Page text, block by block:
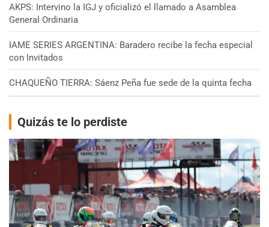
AKPS: Intervino la IGJ y oficializó el llamado a Asamblea
General Ordinaria
IAME SERIES ARGENTINA: Baradero recibe la fecha especial
con Invitados
CHAQUEÑO TIERRA: Sáenz Peña fue sede de la quinta fecha
Quizás te lo perdiste